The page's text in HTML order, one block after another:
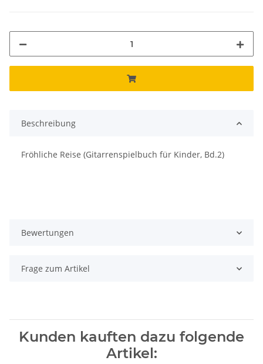
Beschreibung
Fröhliche Reise (Gitarrenspielbuch für Kinder, Bd.2)
Bewertungen
Frage zum Artikel
Kunden kauften dazu folgende
Artikel: